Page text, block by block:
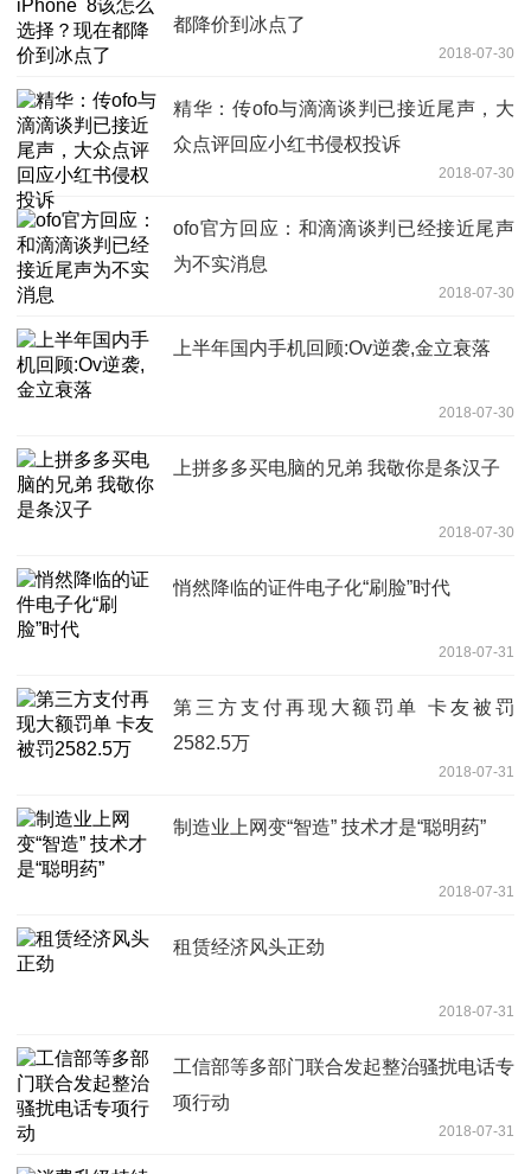
都降价到冰点了
2018-07-30
精华：传ofo与滴滴谈判已接近尾声，大
众点评回应小红书侵权投诉
2018-07-30
ofo官方回应：和滴滴谈判已经接近尾声
为不实消息
2018-07-30
上半年国内手机回顾:Ov逆袭,金立衰落
2018-07-30
上拼多多买电脑的兄弟 我敬你是条汉子
2018-07-30
悄然降临的证件电子化“刷脸”时代
2018-07-31
第三方支付再现大额罚单 卡友被罚
2582.5万
2018-07-31
制造业上网变“智造” 技术才是“聪明药”
2018-07-31
租赁经济风头正劲
2018-07-31
工信部等多部门联合发起整治骚扰电话专
项行动
2018-07-31